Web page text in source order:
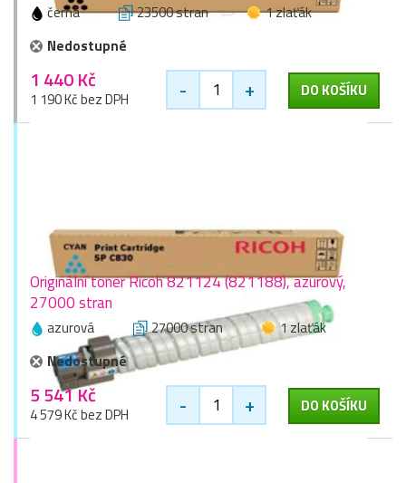
černá 23500 stran
1 zlaťák
Nedostupné
1 440 Kč
1 190 Kč bez DPH - + DO KOŠÍKU
Originální toner Ricoh 821124 (821188), azurový,
27000 stran
azurová 27000 stran
1 zlaťák
Nedostupné
5 541 Kč
4 579 Kč bez DPH - + DO KOŠÍKU